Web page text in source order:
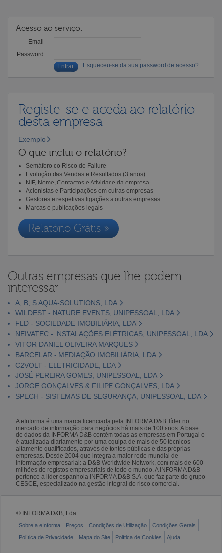
Acesso ao serviço:
Email
Password
Esqueceu-se da sua password de acesso?
Registe-se e aceda ao relatório
desta empresa
Exemplo
O que inclui o relatório?
Semáforo do Risco de Failure
Evolução das Vendas e Resultados (3 anos)
NIF, Nome, Contactos e Atividade da empresa
Acionistas e Participações em outras empresas
Gestores e respetivas ligações a outras empresas
Marcas e publicações legais
Relatório Grátis »
Outras empresas que lhe podem
interessar
A, B, S AQUA-SOLUTIONS, LDA
WILDEST - NATURE EVENTS, UNIPESSOAL, LDA
FLD - SOCIEDADE IMOBILIÁRIA, LDA
NEIVATEC - INSTALAÇÕES ELÉTRICAS, UNIPESSOAL, LDA
VITOR DANIEL OLIVEIRA MARQUES
BARCELAR - MEDIAÇÃO IMOBILIÁRIA, LDA
C2VOLT - ELETRICIDADE, LDA
JOSÉ PEREIRA GOMES, UNIPESSOAL, LDA
JORGE GONÇALVES & FILIPE GONÇALVES, LDA
SPECH - SISTEMAS DE SEGURANÇA, UNIPESSOAL, LDA
A eInforma é uma marca licenciada pela INFORMA D&B, líder no
mercado de informação para negócios há mais de 100 anos. A base
de dados da INFORMA D&B contém todas as empresas em Portugal e
é atualizada diariamente por uma equipa de mais de 50 técnicos
altamente qualificados, através de fontes públicas e das próprias
empresas. Desde 2004 que integra a maior rede mundial de
informação empresarial: a D&B Worldwide Network, com mais de 600
milhões de registos empresariais de todo o mundo. A INFORMA D&B
pertence à líder espanhola INFORMA D&B S.A. que faz parte do grupo
CESCE, especializado na gestão integral do risco comercial.
© INFORMA D&B, Lda
Sobre a eInforma Preços Condições de Utilização
Condições Gerais
Política de Privacidade
Mapa do Site Política de Cookies Ajuda